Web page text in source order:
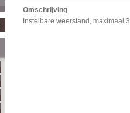
Omschrijving
Instelbare weerstand, maximaal